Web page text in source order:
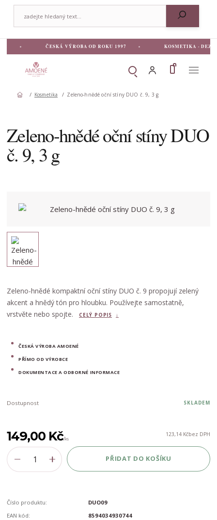
ČESKÁ VÝROBA OD ROKU 1997 KOSMETIKA ·
Hledat MENU
Kosmetika Zeleno-hnědé oční stíny DUO č. 9, 3 g
Zeleno-hnědé oční stíny DUO
č. 9, 3 g
Zeleno-hnědé kompaktní oční stíny DUO č. 9 propojují zelený
akcent a hnědý tón pro hloubku. Používejte samostatně,
vrstvěte nebo spojte.
CELÝ POPIS
ČESKÁ VÝROBA AMOENÉ
PŘÍMO OD VÝROBCE
DOKUMENTACE A ODBORNÉ INFORMACE
Dostupnost SKLADEM
149,00 Kč/ks
123,14 Kčbez DPH
PŘIDAT DO KOŠÍKU
Číslo produktu:
DUO09
EAN kód:
8594034930744